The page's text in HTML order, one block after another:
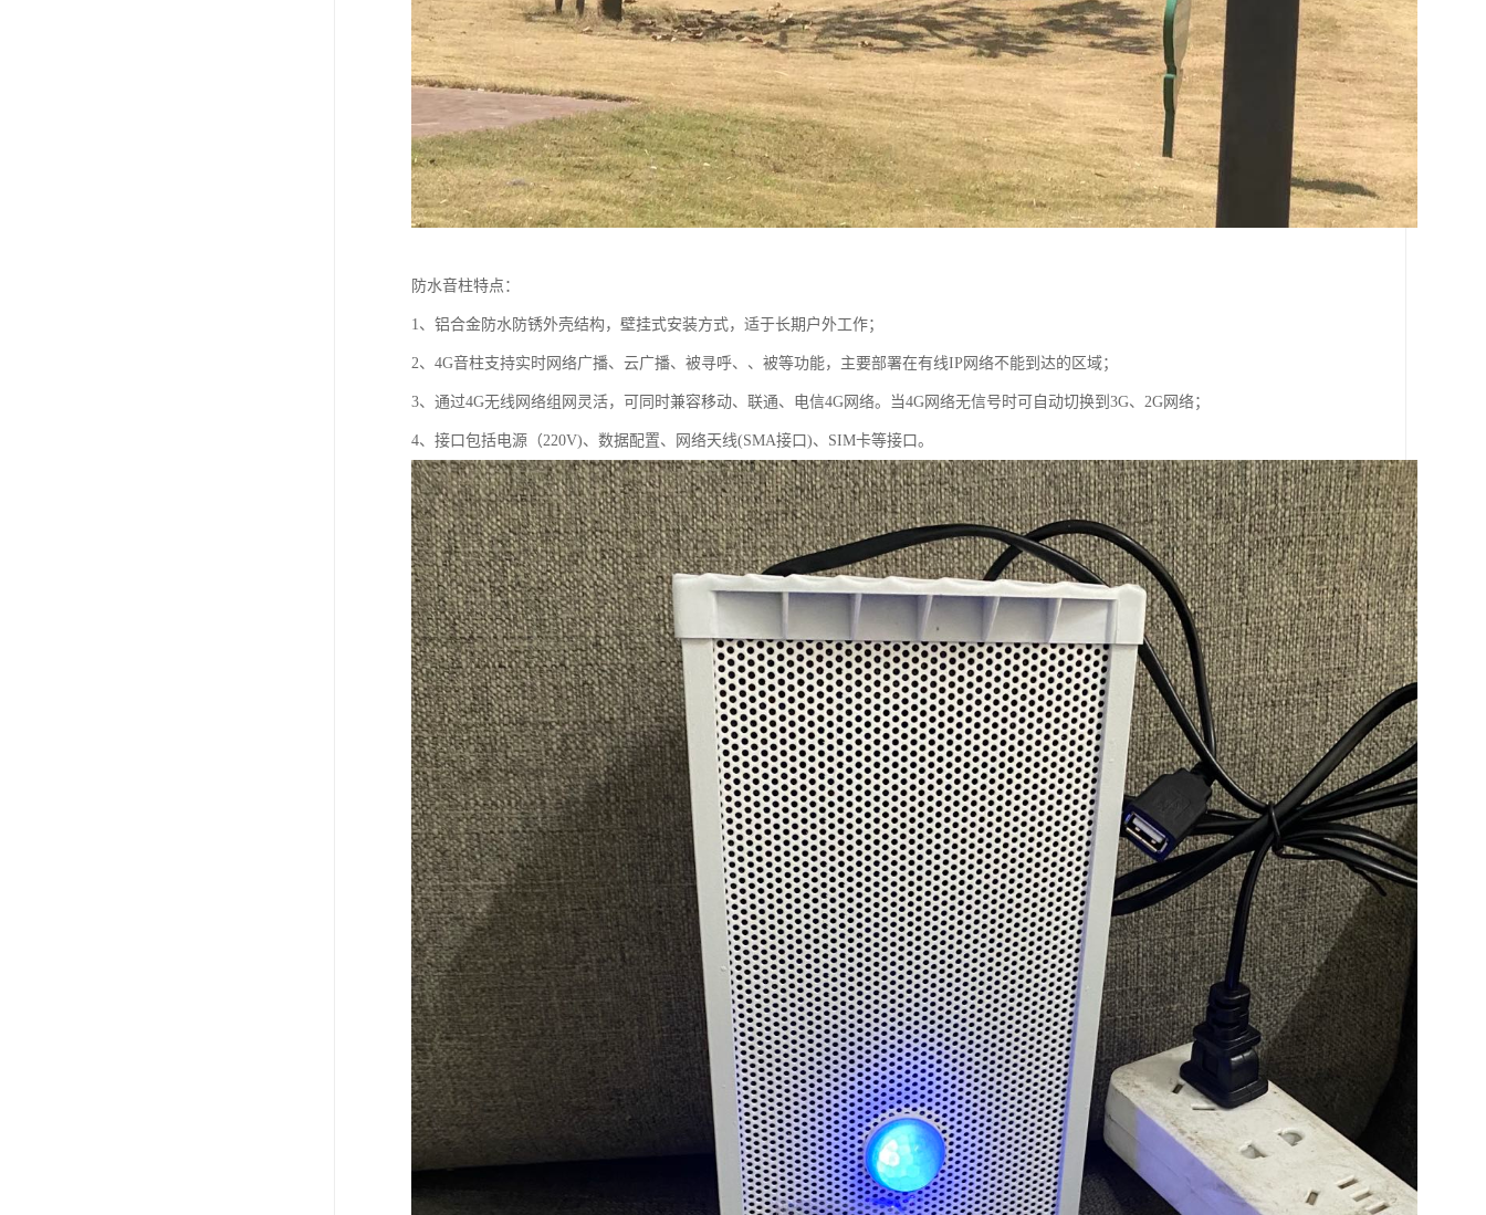
防水音柱特点：
1、铝合金防水防锈外壳结构，壁挂式安装方式，适于长期户外工作；
2、4G音柱支持实时网络广播、云广播、被寻呼、、被等功能，主要部署在有线IP网络不能到达的区域；
3、通过4G无线网络组网灵活，可同时兼容移动、联通、电信4G网络。当4G网络无信号时可自动切换到3G、2G网络；
4、接口包括电源（220V)、数据配置、网络天线(SMA接口)、SIM卡等接口。